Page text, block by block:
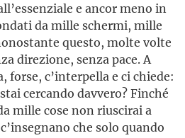
e ancor meno in
da mille schermi, mille
questo, molte volte
direzione, senza pace. A
forse, c’interpella e ci chiede:
cercando davvero? Finché
mille cose non riuscirai a
che solo quando